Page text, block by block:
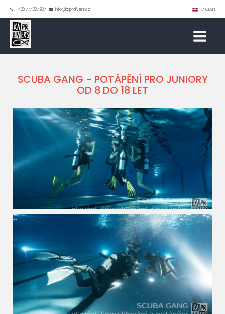
+420 777 237 984 info@kaprdivers.cz ENGLISH
SCUBA GANG - POTÁPĚNÍ PRO JUNIORY
OD 8 DO 18 LET